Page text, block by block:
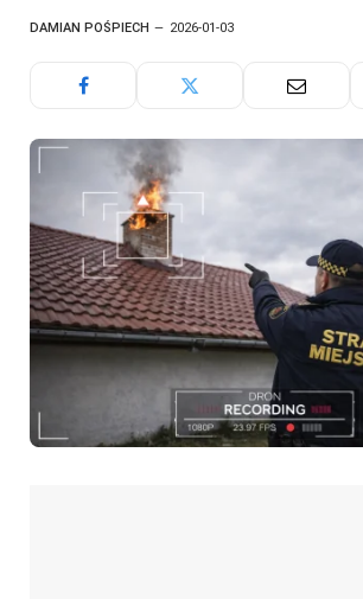
DAMIAN POŚPIECH 2026-01-03